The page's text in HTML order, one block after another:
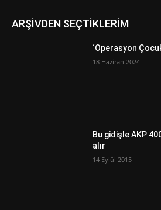
ARŞİVDEN SEÇTİKLERİM
‘Operasyon
18 Haziran 2024
Bu gidişle AKP
alır
14 Eylül 2015